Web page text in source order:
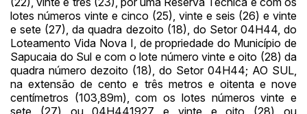
lotes números vinte e cinco (25), vinte e seis (26) e vinte
e sete (27), da quadra dezoito (18), do Setor 04H44, do
Loteamento Vida Nova I, de propriedade do Município de
Sapucaia do Sul e com o lote número vinte e oito (28) da
quadra número dezoito (18), do Setor 04H44; AO SUL,
na extensão de cento e três metros e oitenta e nove
centímetros (103,89m), com os lotes números vinte e
sete (27) ou 04H441927 e vinte e oito (28) ou